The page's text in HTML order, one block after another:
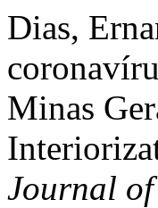
Dias,
Minas
Journal